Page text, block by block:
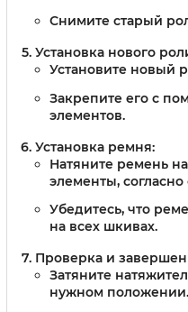
Снимите старый
Установка нового
Установите новый
Закрепите его с
элементов.
Установка ремня:
Натяните ремень
элементы,
Убедитесь, что
на всех шкивах.
Проверка и
Затяните
нужном положении.